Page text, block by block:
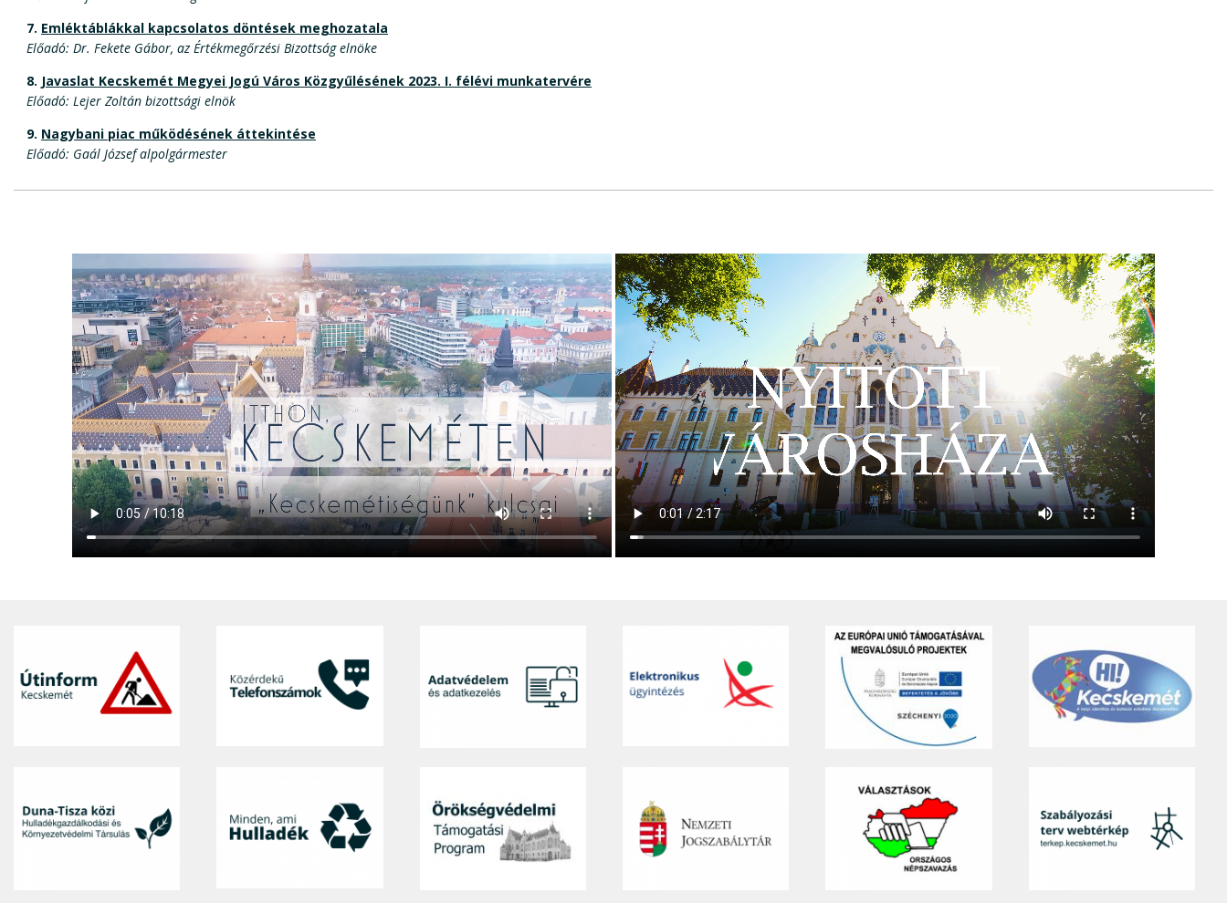
7. Emléktáblákkal kapcsolatos döntések meghozatala
Előadó: Dr. Fekete Gábor, az Értékmegőrzési Bizottság elnöke
8. Javaslat Kecskemét Megyei Jogú Város Közgyűlésének 2023. I. félévi munkatervére
Előadó: Lejer Zoltán bizottsági elnök
9. Nagybani piac működésének áttekintése
Előadó: Gaál József alpolgármester